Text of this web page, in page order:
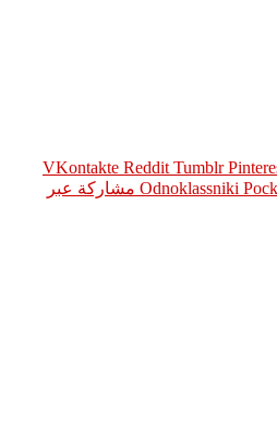
Odnoklassniki مشاركة عبر